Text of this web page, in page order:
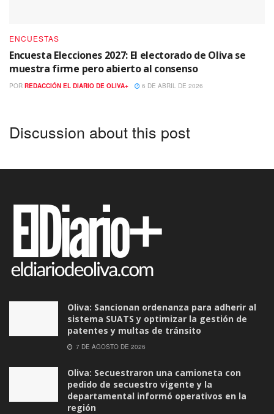
ENCUESTAS
Encuesta Elecciones 2027: El electorado de Oliva se
muestra firme pero abierto al consenso
POR REDACCIÓN EL DIARIO DE OLIVA+ 6 DE ABRIL DE 2026
Discussion about this post
Oliva: Sancionan ordenanza para adherir al
sistema SUATS y optimizar la gestión de
patentes y multas de tránsito
7 DE AGOSTO DE 2026
Oliva: Secuestraron una camioneta con
pedido de secuestro vigente y la
departamental informó operativos en la
región